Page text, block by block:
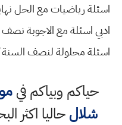
ادبي اسئلة مع الاجوبة نصف
اسئلة محلولة لنصف
حياكم وبياكم في
شلالحاليا اكثر